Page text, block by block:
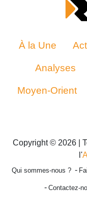
À la Une
Analyses
Moyen-Orient
Copyright © 2026 |
l'
Qui sommes-nous ?
Contactez-